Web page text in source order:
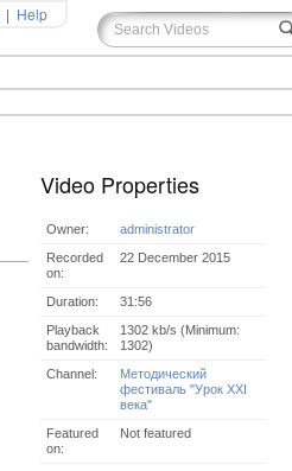
| Help
Video Properties
Owner:
administrator
Recorded
on:
22 December 2015
Duration:
31:56
Playback
bandwidth:
1302 kb/s (Minimum:
1302)
Channel:
Методический
фестиваль "Урок XXI
века"
Featured
on:
Not featured